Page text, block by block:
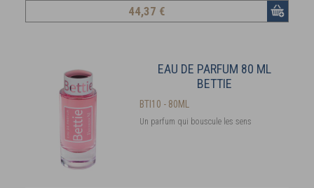
44,37 €
EAU DE PARFUM 80 ML
BETTIE
BTI10 - 80ML
Un parfum qui bouscule les sens